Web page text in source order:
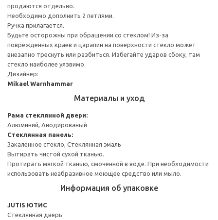
продаются отдельно.
Необходимо дополнить 2 петлями.
Ручка прилагается.
Будьте осторожны при обращении со стеклом! Из-за
поврежденных краев и царапин на поверхности стекло может
внезапно треснуть или разбиться. Избегайте ударов сбоку, там
стекло наиболее уязвимо.
Дизайнер:
Mikael Warnhammar
Материалы и уход
Рама стеклянной двери:
Алюминий, Анодированый
Стеклянная панель:
Закаленное стекло, Стеклянная эмаль
Вытирать чистой сухой тканью.
Протирать мягкой тканью, смоченной в воде. При необходимости
использовать неабразивное моющее средство или мыло.
Информация об упаковке
JUTIS ЮТИС
Стеклянная дверь